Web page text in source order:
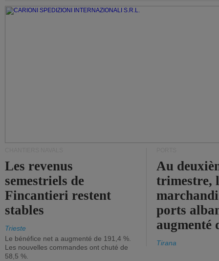
Les revenus
semestriels de
Fincantieri restent
stables
Trieste
Le bénéfice net a augmenté de 191,4 %.
Les nouvelles commandes ont chuté de
58,5 %.
Au
trimestre,
ports
augmenté
Tirana